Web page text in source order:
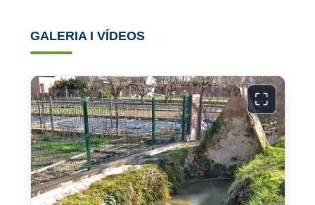
GALERIA I VÍDEOS
⛶